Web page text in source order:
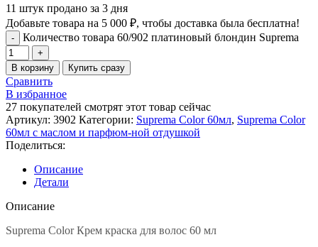
11 штук продано за 3 дня
Добавьте товара на 5 000 ₽, чтобы доставка была бесплатна!
Количество товара 60/902 платиновый блондин Suprema
В корзину Купить сразу
Сравнить
В избранное
27 покупателей смотрят этот товар сейчас
Артикул: 3902 Категории: Suprema Color 60мл, Suprema Color
60мл c маслом и парфюм-ной отдушкой
Поделиться:
Описание
Детали
Описание
Suprema Color Крем краска для волос 60 мл